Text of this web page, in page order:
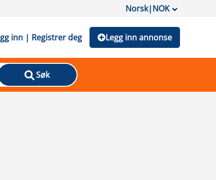
Norsk|NOK
inn | Registrer deg Legg inn annonse
Søk